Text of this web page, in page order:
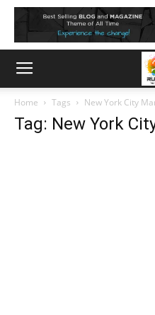
Home Tags New York City
Tag: New York